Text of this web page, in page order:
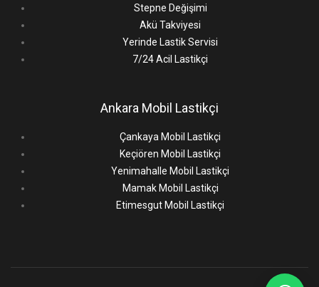
Stepne Değişimi
Akü Takviyesi
Yerinde Lastik Servisi
7/24 Acil Lastikçi
Ankara Mobil Lastikçi
Çankaya Mobil Lastikçi
Keçiören Mobil Lastikçi
Yenimahalle Mobil Lastikçi
Mamak Mobil Lastikçi
Etimesgut Mobil Lastikçi